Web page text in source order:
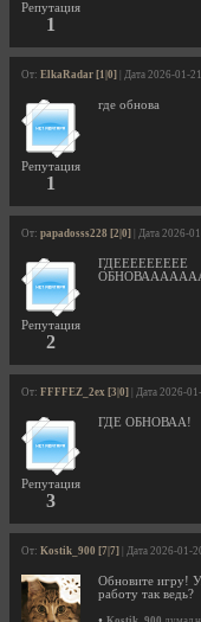
Репутация
1
От: ElkaRadar [1|0] | Дата 2026-01-
Репутация
1
где обнова
От: papadosss228 [2|0] | Дата 2026-
Репутация
2
ГДЕЕЕЕЕЕЕЕЕ
От: FFFFEZ_2ex [3|0] | Дата 2026-
Репутация
3
ГДЕ ОБНОВАА!
От: Kostik_900 [7|7] | Дата 2026-01-
Обновите игру!
работу так ведь?